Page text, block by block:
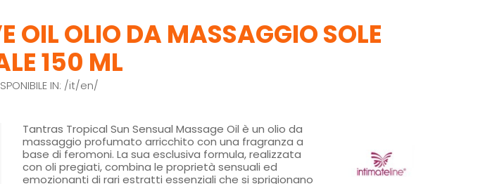
OIL OLIO DA MASSAGGIO SOLE
150 ML
IN: /it/en/
Tantras Tropical Sun Sensual Massage Oil è un olio da
massaggio profumato arricchito con una fragranza a
base di feromoni. La sua esclusiva formula, realizzata
con oli pregiati, combina le proprietà sensuali ed
emozionanti di rari estratti essenziali che si sprigionano